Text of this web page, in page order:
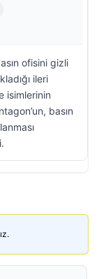
ofisini gizli
ileri
isimlerinin
basın